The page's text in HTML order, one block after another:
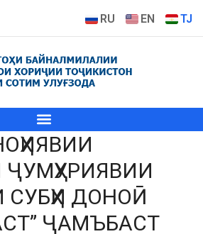
RU EN TJ
СУБҲИ ДОНОӢ
ҶАМЪБАСТ